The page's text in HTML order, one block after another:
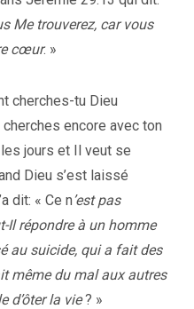
Me trouverez, car vous
cœur. »
cherches-tu Dieu
cherches encore avec ton
jours et Il veut se
Dieu s’est laissé
dit: « Ce n’est pas
Il répondre à un homme
au suicide, qui a fait des
même du mal aux autres
d’ôter la vie? »